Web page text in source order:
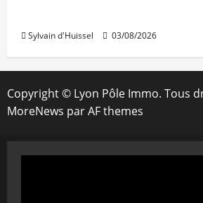
Sylvain d'Huissel 03/08/2026
Copyright © Lyon Pôle Immo. Tous
MoreNews par AF themes